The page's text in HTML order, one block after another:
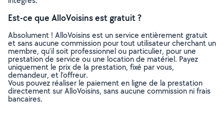
Est-ce que AlloVoisins est gratuit ?
Absolument ! AlloVoisins est un service entièrement gratuit
et sans aucune commission pour tout utilisateur cherchant un
membre, qu’il soit professionnel ou particulier, pour une
prestation de service ou une location de matériel. Payez
uniquement le prix de la prestation, fixé par vous,
demandeur, et l’offreur.
Vous pouvez réaliser le paiement en ligne de la prestation
directement sur AlloVoisins, sans aucune commission ni frais
bancaires.